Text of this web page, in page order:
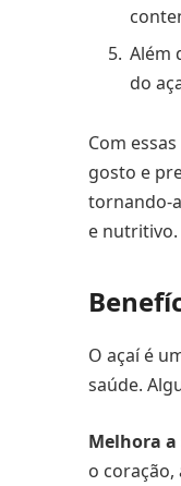
Além
do
Com
gosto e
tornando-
e nutritivo.
O açaí é
saúde.
Melhora a
o coração,